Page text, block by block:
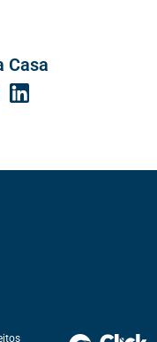
Casa